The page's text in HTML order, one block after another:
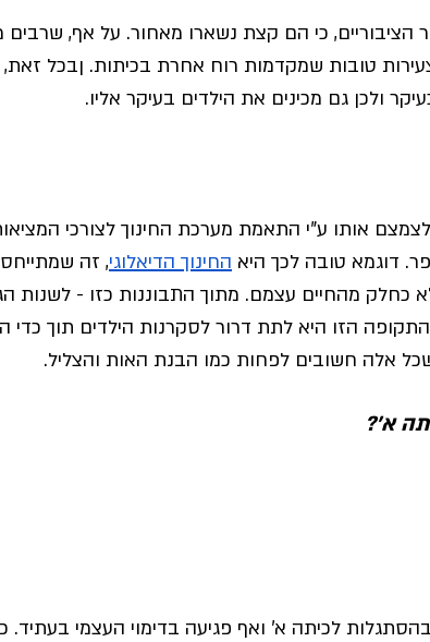
כי הם קצת נשארו מאחור. על אף, שרבים
טובות שמקדמות רוח אחרת בכיתות. ןבכל זאת,
ולכן גם מכינים את הילדים בעיקר אליו.
אותו ע"י התאמת מערכת החינוך לצורכי
דוגמא טובה לכך היא החינוך הדיאלוגי, זה שמתייחס
כחלק מהחיים עצמם. מתוך התבוננות כזו - לשנות
הזו היא לתת דרור לסקרנות הילדים תוך כדי
אלה חשובים לפחות כמו הבנת האות והצליל.
א'?
לכיתה א' ואף פגיעה בדימוי העצמי בעתיד.